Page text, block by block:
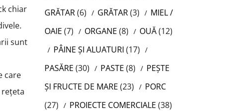
chiar
sunt
care
GRĂTAR(6) GRĂTAR(3)
MIEL /
OAIE (7) ORGANE (8) OUĂ(12)
PÂINE ȘI ALUATURI (17)
PASĂRE (30) PASTE (8)
PEȘTE
ȘI FRUCTE DE MARE (23)
PORC
(27)
PROIECTE COMERCIALE (38)